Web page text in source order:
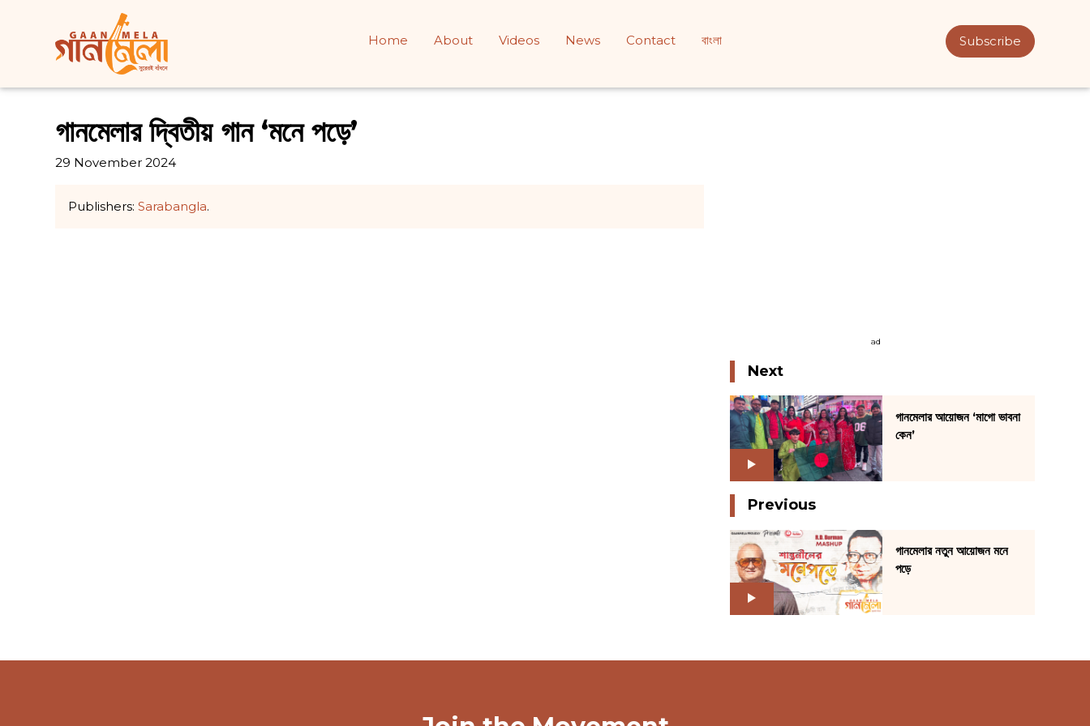
Home About Videos News Contact বাংলা Subscribe
গানমেলার দ্বিতীয় গান ‘মনে পড়ে’
29 November 2024
Publishers: Sarabangla.
ad
Next
গানমেলার আয়োজন ‘মাগো ভাবনা
কেন’
Previous
গানমেলার নতুন আয়োজন মনে
পড়ে